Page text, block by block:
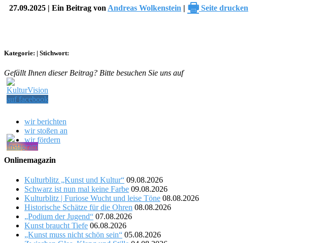
27.09.2025 | Ein Beitrag von Andreas Wolkenstein | 🖶 Seite drucken
Kategorie: | Stichwort:
Gefällt Ihnen dieser Beitrag? Bitte besuchen Sie uns auf
wir berichten
wir stoßen an
wir fördern
Onlinemagazin
Kulturblitz „Kunst und Kultur“ 09.08.2026
Schwarz ist nun mal keine Farbe 09.08.2026
Kulturblitz | Furiose Wucht und leise Töne 08.08.2026
Historische Schätze für die Ohren 08.08.2026
„Podium der Jugend“ 07.08.2026
Kunst braucht Tiefe 06.08.2026
„Kunst muss nicht schön sein“ 05.08.2026